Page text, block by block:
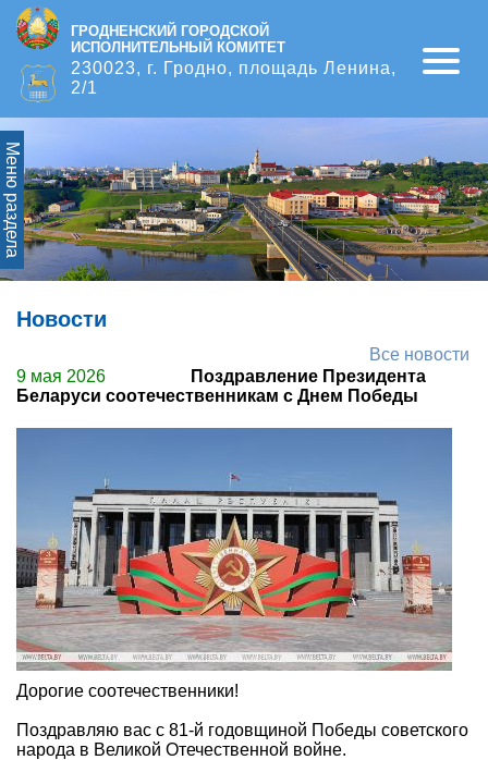
ГРОДНЕНСКИЙ ГОРОДСКОЙ
ИСПОЛНИТЕЛЬНЫЙ КОМИТЕТ
230023, г. Гродно, площадь Ленина,
2/1
Open
Меню раздела
Новости
Все новости
9 мая 2026
Поздравление Президента
Беларуси соотечественникам с Днем Победы
Дорогие соотечественники!
Поздравляю вас с 81-й годовщиной Победы советского
народа в Великой Отечественной войне.